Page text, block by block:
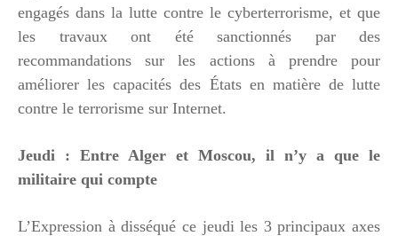
engagés dans la lutte contre le cyberterrorisme, et que
les travaux ont été sanctionnés par des
recommandations sur les actions à prendre pour
améliorer les capacités des États en matière de lutte
contre le terrorisme sur Internet.
Jeudi : Entre Alger et Moscou, il n’y a que le
militaire qui compte
L’Expression à disséqué ce jeudi les 3 principaux axes